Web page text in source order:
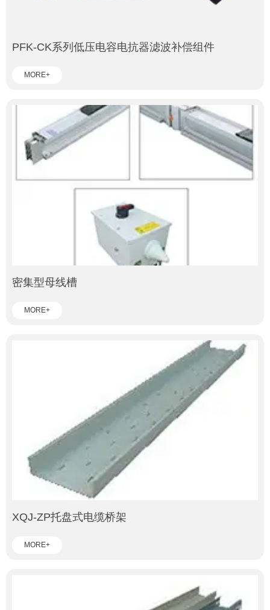
PFK-CK系列低压电容电抗器滤波补偿组件
MORE+
密集型母线槽
MORE+
XQJ-ZP托盘式电缆桥架
MORE+